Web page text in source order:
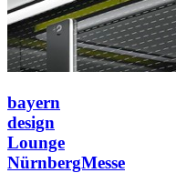
bayern
design
Lounge
NürnbergMesse